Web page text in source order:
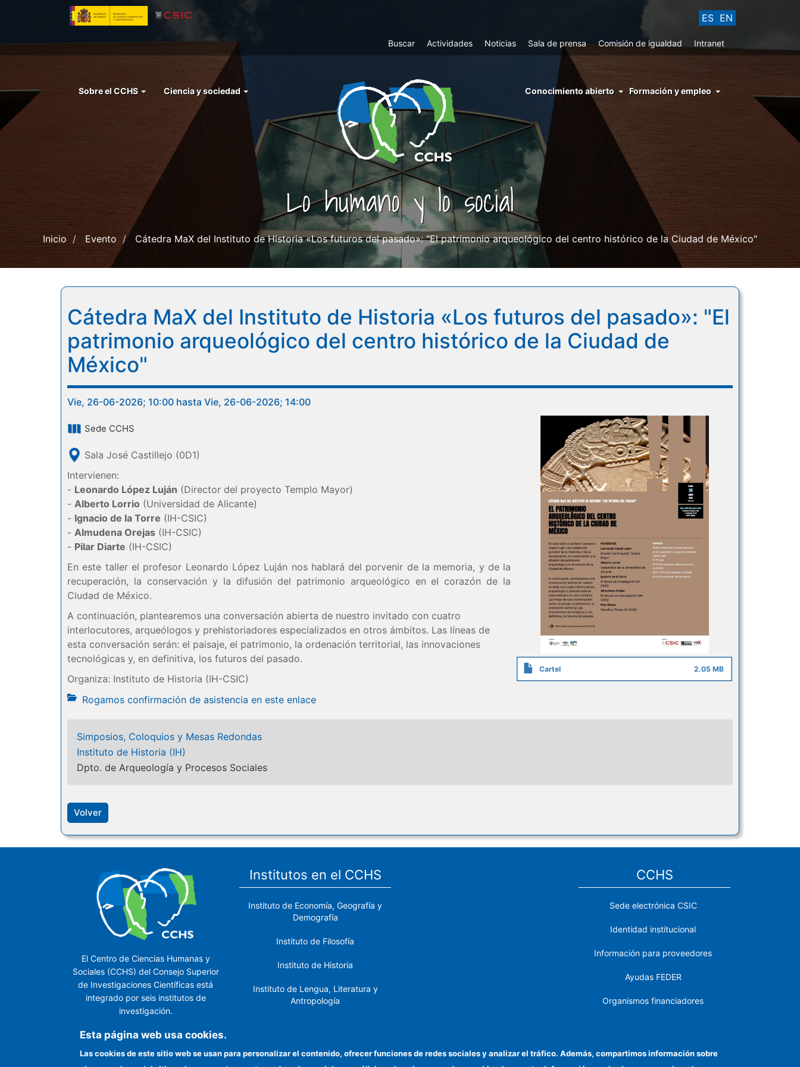
principal
ES EN
Top
Buscar Actividades Noticias Sala de prensa Comisión de igualdad Intranet
Menu
Sobre el CCHS Ciencia y sociedad
menu
conocimiento
abierto
Conocimiento abierto Formación y empleo
Lo humano y lo social
Inicio Evento Cátedra MaX del Instituto de Historia «Los futuros del pasado»: "El patrimonio arqueológico del centro histórico de la Ciudad de México"
Cátedra MaX del Instituto de Historia «Los futuros del pasado»: "El
patrimonio arqueológico del centro histórico de la Ciudad de
México"
Vie, 26-06-2026; 10:00 hasta Vie, 26-06-2026; 14:00
Sede CCHS
Sala José Castillejo (0D1)
Intervienen:
- Leonardo López Luján (Director del proyecto Templo Mayor)
- Alberto Lorrio (Universidad de Alicante)
- Ignacio de la Torre (IH-CSIC)
- Almudena Orejas (IH-CSIC)
- Pilar Diarte (IH-CSIC)
En este taller el profesor Leonardo López Luján nos hablará del porvenir de la memoria, y de la
recuperación, la conservación y la difusión del patrimonio arqueológico en el corazón de la
Ciudad de México.
A continuación, plantearemos una conversación abierta de nuestro invitado con cuatro
interlocutores, arqueólogos y prehistoriadores especializados en otros ámbitos. Las líneas de
esta conversación serán: el paisaje, el patrimonio, la ordenación territorial, las innovaciones
tecnológicas y, en definitiva, los futuros del pasado.
Organiza: Instituto de Historia (IH-CSIC)
Cartel 2.05 MB
Rogamos confirmación de asistencia en este enlace
Simposios, Coloquios y Mesas Redondas
Instituto de Historia (IH)
Dpto. de Arqueología y Procesos Sociales
Volver
El Centro de Ciencias Humanas y
Sociales (CCHS) del Consejo Superior
de Investigaciones Científicas está
integrado por seis institutos de
investigación.
Institutos en el CCHS
Instituto de Economía, Geografía y
Demografía
Instituto de Filosofía
Instituto de Historia
Instituto de Lengua, Literatura y
Antropología
Próximo
CCHS
Sede electrónica CSIC
Identidad institucional
Información para proveedores
Ayudas FEDER
Organismos financiadores
Cómo llegar
Esta página web usa cookies.
Las cookies de este sitio web se usan para personalizar el contenido, ofrecer funciones de redes sociales y analizar el tráfico. Además, compartimos información sobre